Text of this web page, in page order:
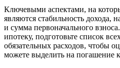
Ключевыми аспектами, на
являются стабильность дохода,
и сумма первоначального
ипотеку, подготовьте список
обязательных расходов, чтобы
можете выделить на погашение